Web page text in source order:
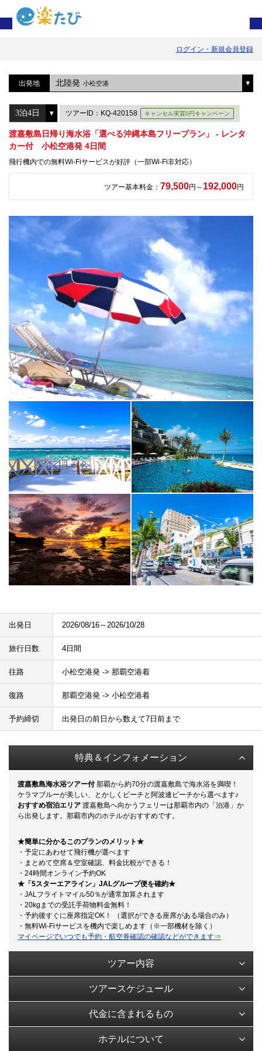
ログイン・新規会員登録
出発地 北陸発 小松空港
ツアーID：KQ-420158 キャンセル実質0円キャンペーン
渡嘉敷島日帰り海水浴「選べる沖縄本島フリープラン」 - レンタ
カー付 小松空港発 4日間
飛行機内での無料Wi-Fiサービスが好評（一部Wi-Fi非対応）
ツアー基本料金： 79,500円～ 192,000円
出発日 2026/08/16～2026/10/28
旅行日数 4日間
往路 小松空港発 -> 那覇空港着
復路 那覇空港発 -> 小松空港着
予約締切 出発日の前日から数えて7日前まで
特典＆インフォメーション
渡嘉敷島海水浴ツアー付那覇から約70分の渡嘉敷島で海水浴を満喫！
ケラマブルーが美しい、とかしくビーチと阿波連ビーチから選べます♪
おすすめ宿泊エリア 渡嘉敷島へ向かうフェリーは那覇市内の「泊港」か
ら出発します。那覇市内のホテルがおすすめです。
★簡単に分かるこのプランのメリット★
・予定にあわせて飛行機が選べます
・まとめて空席＆空室確認、料金比較ができる！
・24時間オンライン予約OK
★「5スターエアライン」JALグループ便を確約★
・JALフライトマイル50％が通常加算されます
・20kgまでの受託手荷物料金無料！
・予約後すぐに座席指定OK！ （選択ができる座席がある場合のみ）
・無料Wi-Fiサービスを機内で楽しめます（※一部機材を除く）
マイページでいつでも予約・航空券確認の確認などができます⇒
ツアー内容
ツアースケジュール
代金に含まれるもの
ホテルについて